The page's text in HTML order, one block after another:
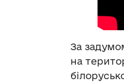
За
на